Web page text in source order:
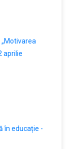
aprilie
în educație -